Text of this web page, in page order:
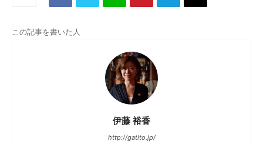
この記事を書いた人
伊藤 裕香
http://gatito.jp/